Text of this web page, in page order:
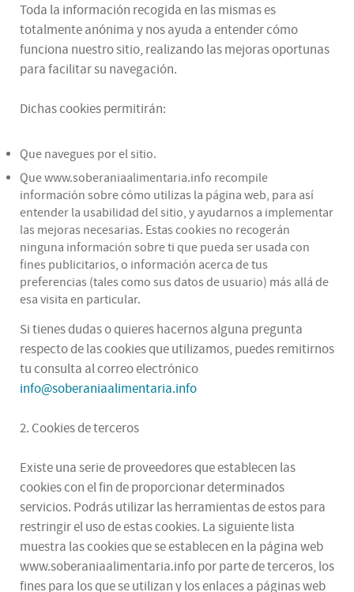
Toda la información recogida en las mismas es
totalmente anónima y nos ayuda a entender cómo
funciona nuestro sitio, realizando las mejoras oportunas
para facilitar su navegación.
Dichas cookies permitirán:
Que navegues por el sitio.
Que www.soberaniaalimentaria.info recompile
información sobre cómo utilizas la página web, para así
entender la usabilidad del sitio, y ayudarnos a implementar
las mejoras necesarias. Estas cookies no recogerán
ninguna información sobre ti que pueda ser usada con
fines publicitarios, o información acerca de tus
preferencias (tales como sus datos de usuario) más allá de
esa visita en particular.
Si tienes dudas o quieres hacernos alguna pregunta
respecto de las cookies que utilizamos, puedes remitirnos
tu consulta al correo electrónico
info@soberaniaalimentaria.info
2. Cookies de terceros
Existe una serie de proveedores que establecen las
cookies con el fin de proporcionar determinados
servicios. Podrás utilizar las herramientas de estos para
restringir el uso de estas cookies. La siguiente lista
muestra las cookies que se establecen en la página web
www.soberaniaalimentaria.info por parte de terceros, los
fines para los que se utilizan y los enlaces a páginas web